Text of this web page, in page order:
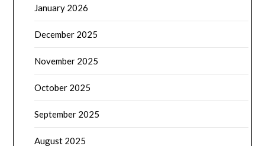
January 2026
December 2025
November 2025
October 2025
September 2025
August 2025